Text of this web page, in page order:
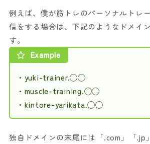
例えば、僕が筋トレのパーソナルトレ
信をする場合は、下記のようなドメイ
す。
Example
・yuki-trainer.◯◯
・muscle-training.◯◯
・kintore-yarikata.◯◯
独自ドメインの末尾には「.com」「.jp